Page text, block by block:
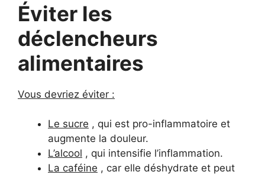
Éviter les
déclencheurs
alimentaires
Vous devriez éviter :
Le sucre , qui est pro-inflammatoire et
augmente la douleur.
L’alcool , qui intensifie l’inflammation.
La caféine , car elle déshydrate et peut